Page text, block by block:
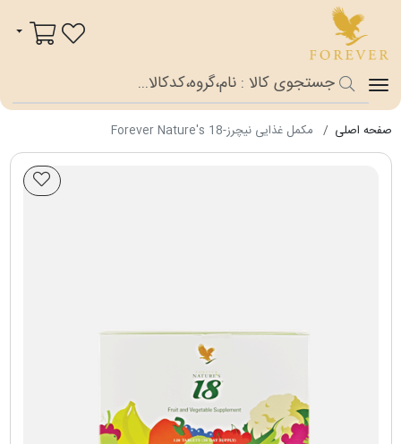
سبد خرید
صفحه اصلی مکمل غذایی نیچرز-Forever Nature's 18